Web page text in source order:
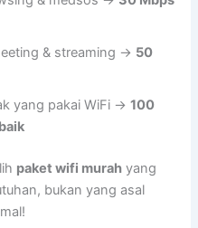
& streaming → 50
yang pakai WiFi →100
paket wifi murah yang
bukan yang asal